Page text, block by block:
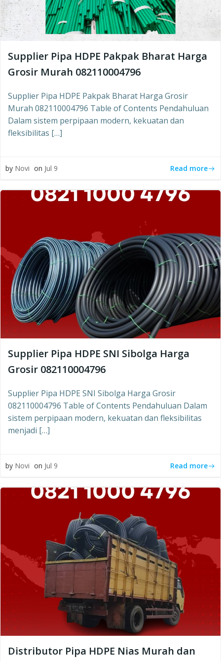
Supplier Pipa HDPE Pakpak Bharat Harga
Grosir Murah 082110004796
Supplier Pipa HDPE Pakpak Bharat Harga Grosir
Murah 082110004796 Table of Contents Pendahuluan
Dalam sistem perpipaan modern, kekuatan dan
fleksibilitas […]
by Novi on Jul 9 Read more
Supplier Pipa HDPE SNI Sibolga Harga
Grosir 082110004796
Supplier Pipa HDPE SNI Sibolga Harga Grosir
082110004796 Table of Contents Pendahuluan Dalam
sistem perpipaan modern, kekuatan dan fleksibilitas
menjadi […]
by Novi on Jul 9 Read more
Distributor Pipa HDPE Nias Murah dan